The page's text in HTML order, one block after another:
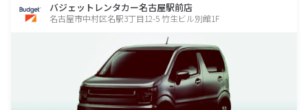
バジェットレンタカー名古屋駅前店
名古屋市中村区名駅3丁目12-5 竹生ビル別館1F